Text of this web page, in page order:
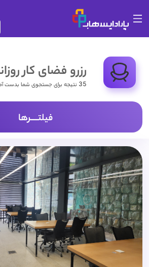
رزرو فضای کار
35 نتیجه برای جستجوی شما بدست آمد
فیلتـــــرها